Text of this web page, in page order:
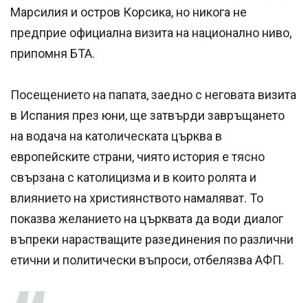
Марсилия и остров Корсика, но никога не
предприе официална визита на национално ниво,
припомня БТА.
Посещението на папата, заедно с неговата визита
в Испания през юни, ще затвърди завръщането
на водача на католическата църква в
европейските страни, чиято история е тясно
свързана с католицизма и в които ролята и
влиянието на християнството намаляват. То
показва желанието на църквата да води диалог
въпреки нарастващите разединения по различни
етични и политически въпроси, отбелязва АФП.